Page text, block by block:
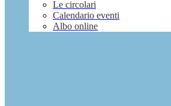
Le circolari
Calendario eventi
Albo online